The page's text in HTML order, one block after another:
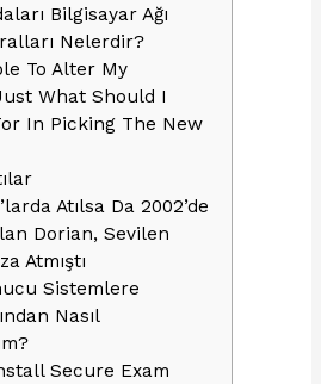
Bilgisayar Ağı
Nelerdir?
To Alter My
What Should I
In Picking The New
Atılsa Da 2002’de
Dorian, Sevilen
Atmıştı
Sistemlere
Nasıl
Secure Exam